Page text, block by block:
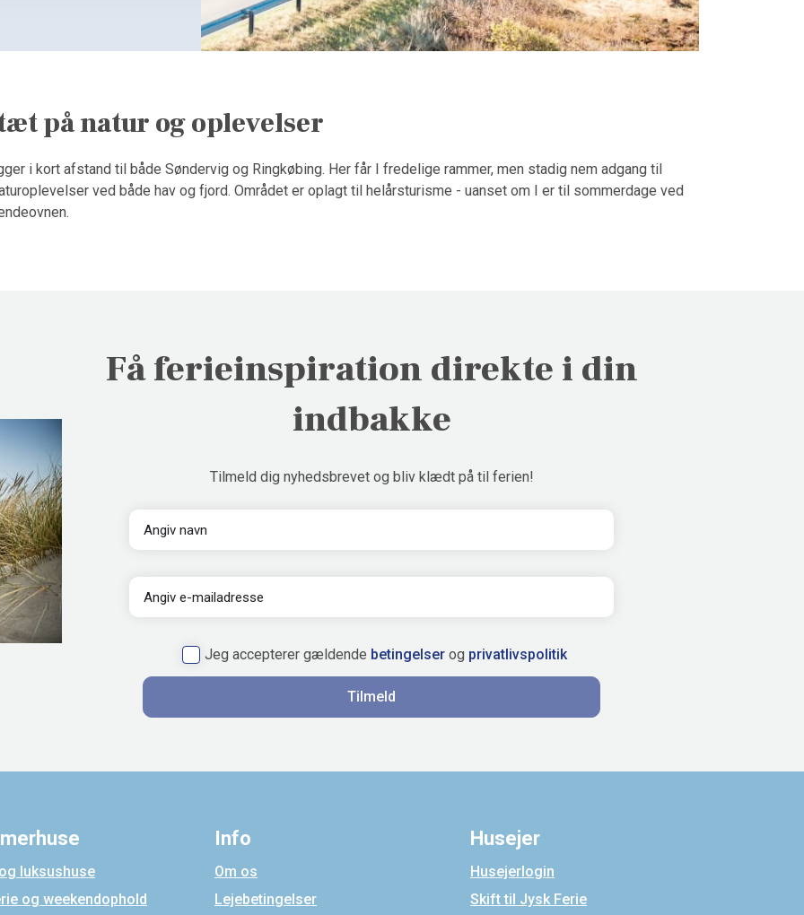
på natur og oplevelser
i kort afstand til både Søndervig og Ringkøbing. Her får I fredelige rammer, men stadig nem adgang til
ved både hav og fjord. Området er oplagt til helårsturisme - uanset om I er til sommerdage ved
Få ferieinspiration direkte i din
indbakke
Tilmeld dig nyhedsbrevet og bliv klædt på til ferien!
Jeg accepterer gældende betingelser og privatlivspolitik
Tilmeld
luksushuse
og weekendophold
Info
Om os
Lejebetingelser
Husejer
Husejerlogin
Skift til Jysk Ferie